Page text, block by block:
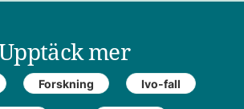
mer
Forskning Ivo-fall